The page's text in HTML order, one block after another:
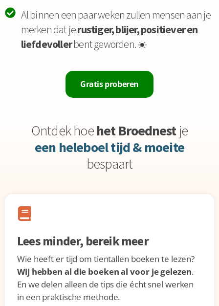
Al binnen een paar weken zullen mensen aan je
merken dat jerustiger, blijer, positiever en
liefdevollerbent geworden. ☀️
Gratis proberen
Ontdek hoehet Broednestje
een heleboel tijd & moeite
bespaart
Lees minder, bereik meer
Wie heeft er tijd om tientallen boeken te lezen?
Wij hebben al die boeken al voor je gelezen.
En we delen alleen de tips die écht snel werken
in een praktische methode.